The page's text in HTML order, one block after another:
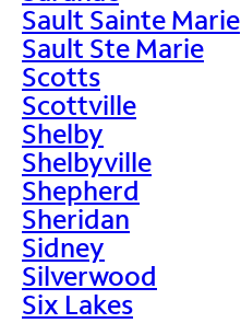
Sault Sainte Marie
Sault Ste Marie
Scotts
Scottville
Shelby
Shelbyville
Shepherd
Sheridan
Sidney
Silverwood
Six Lakes